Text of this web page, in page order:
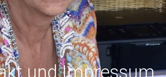
und Impressum